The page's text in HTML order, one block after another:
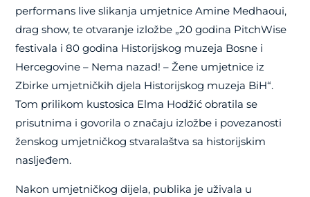
performans live slikanja umjetnice Amine Medhaoui,
drag show, te otvaranje izložbe „20 godina PitchWise
festivala i 80 godina Historijskog muzeja Bosne i
Hercegovine – Nema nazad! – Žene umjetnice iz
Zbirke umjetničkih djela Historijskog muzeja BiH“.
Tom prilikom kustosica Elma Hodžić obratila se
prisutnima i govorila o značaju izložbe i povezanosti
ženskog umjetničkog stvaralaštva sa historijskim
nasljeđem.
Nakon umjetničkog dijela, publika je uživala u